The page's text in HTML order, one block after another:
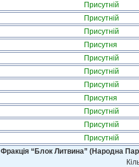
Присутній
Присутній
Присутній
Присутня
Присутній
Присутній
Присутній
Присутня
Присутній
Присутній
Присутній
Фракція “Блок Литвина” (Народна